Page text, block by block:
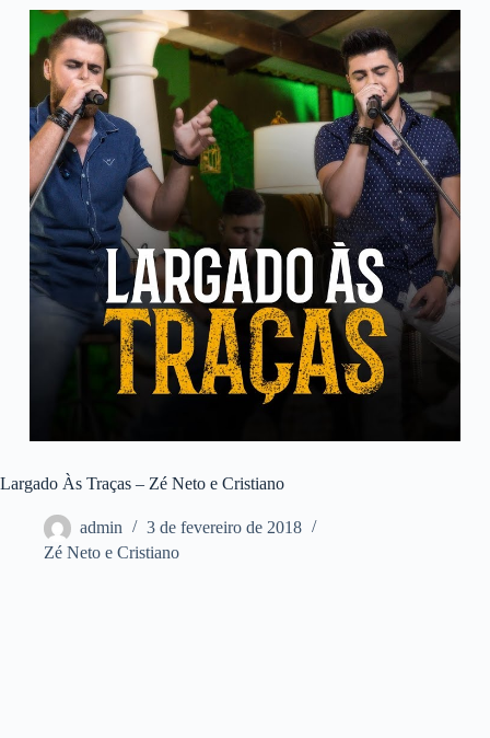
Largado Às Traças – Zé Neto e Cristiano
admin
3 de fevereiro de 2018
Zé Neto e Cristiano